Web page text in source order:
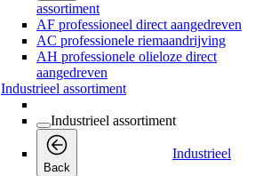
assortiment
AF professioneel direct aangedreven
AC professionele riemaandrijving
AH professionele olieloze direct
aangedreven
Industrieel assortiment
Industrieel assortiment
Back
Industrieel